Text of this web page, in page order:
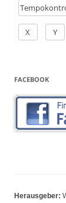
X Y
FACEBOOK
Herausgeber: